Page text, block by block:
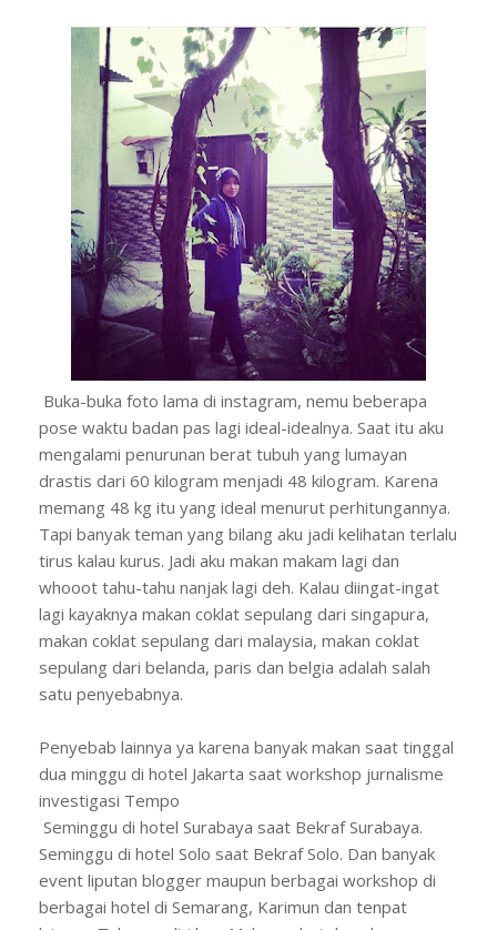
Buka-buka foto lama di instagram, nemu beberapa
pose waktu badan pas lagi ideal-idealnya. Saat itu aku
mengalami penurunan berat tubuh yang lumayan
drastis dari 60 kilogram menjadi 48 kilogram. Karena
memang 48 kg itu yang ideal menurut perhitungannya.
Tapi banyak teman yang bilang aku jadi kelihatan terlalu
tirus kalau kurus. Jadi aku makan makam lagi dan
whooot tahu-tahu nanjak lagi deh. Kalau diingat-ingat
lagi kayaknya makan coklat sepulang dari singapura,
makan coklat sepulang dari malaysia, makan coklat
sepulang dari belanda, paris dan belgia adalah salah
satu penyebabnya.
Penyebab lainnya ya karena banyak makan saat tinggal
dua minggu di hotel Jakarta saat workshop jurnalisme
investigasi Tempo
Seminggu di hotel Surabaya saat Bekraf Surabaya.
Seminggu di hotel Solo saat Bekraf Solo. Dan banyak
event liputan blogger maupun berbagai workshop di
berbagai hotel di Semarang, Karimun dan tenpat